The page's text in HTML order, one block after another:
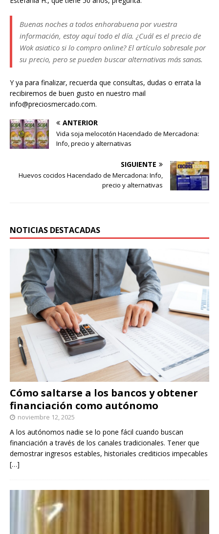
Buenas noches a todos enhorabuena por vuestra
información, estoy aquí todo el día. ¿Cuál es el precio de
Wok asiatico si lo compro online? El artículo sobresale por
su precio, pero se pueden buscar alternativas más sanas.
Y ya para finalizar, recuerda que consultas, dudas o errata la
recibiremos de buen gusto en nuestro mail
info@preciosmercado.com.
ANTERIOR
Vida soja melocotón Hacendado de Mercadona:
Info, precio y alternativas
SIGUIENTE
Huevos cocidos Hacendado de Mercadona: Info,
precio y alternativas
NOTICIAS DESTACADAS
Cómo saltarse a los bancos y obtener
financiación como autónomo
noviembre 12, 2025
A los autónomos nadie se lo pone fácil cuando buscan
financiación a través de los canales tradicionales. Tener que
demostrar ingresos estables, historiales crediticios impecables
[…]